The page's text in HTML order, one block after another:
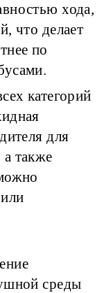
хода,
что делает
по
категорий
для
также
среды